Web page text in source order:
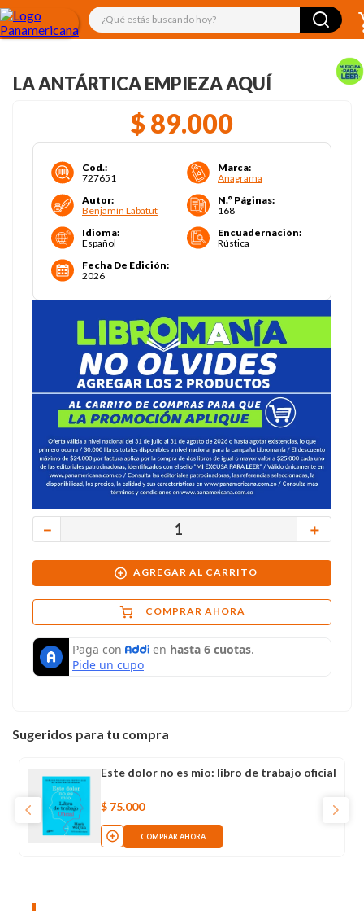
¿Qué estás buscando hoy?
LA ANTÁRTICA EMPIEZA AQUÍ
$ 89.000
Cod.:
727651
Marca:
Anagrama
Autor:
Benjamín Labatut
N.° Páginas:
168
Idioma:
Español
Encuadernación:
Rústica
Fecha De Edición:
2026
＋
－
AGREGAR AL CARRITO
COMPRAR AHORA
Sugeridos para tu compra
Este dolor no es mio: libro de trabajo oficial
$ 75.000
COMPRAR AHORA